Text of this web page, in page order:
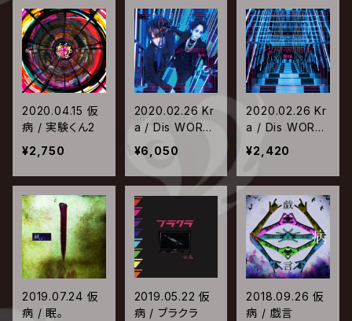
2020.04.15 仮
病 / 実験くん2
¥2,750
2020.02.26 Kr
a / Dis WORLD
【初回限定盤】
¥6,050
2020.02.26 Kr
a / Dis WORLD
【通常盤】
¥2,420
2019.07.24 仮
病 / 眠。
2019.05.22 仮
病 / ブラクラ
2018.09.26 仮
病 / 戯言